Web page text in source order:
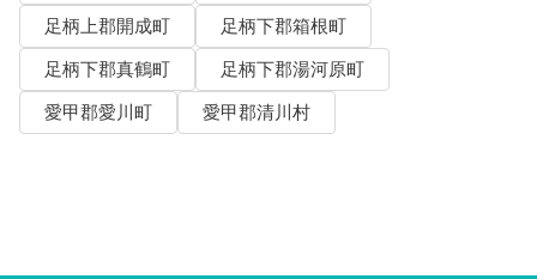
足柄上郡開成町
足柄下郡箱根町
足柄下郡真鶴町
足柄下郡湯河原町
愛甲郡愛川町
愛甲郡清川村